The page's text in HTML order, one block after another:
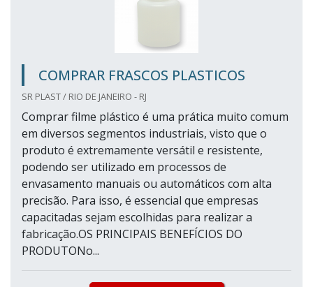
COMPRAR FRASCOS PLASTICOS
SR PLAST / RIO DE JANEIRO - RJ
Comprar filme plástico é uma prática muito comum
em diversos segmentos industriais, visto que o
produto é extremamente versátil e resistente,
podendo ser utilizado em processos de
envasamento manuais ou automáticos com alta
precisão. Para isso, é essencial que empresas
capacitadas sejam escolhidas para realizar a
fabricação.OS PRINCIPAIS BENEFÍCIOS DO
PRODUTONo...